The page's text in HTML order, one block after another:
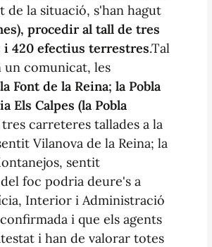
de la situació, s'han hagut
procedir al tall de tres
i 420 efectius terrestres.Tal
comunicat, les
Font de la Reina; la Pobla
Els Calpes (la Pobla
tres carreteres tallades a la
Vilanova de la Reina; la
sentit
foc podria deure's a
Interior i Administració
i que els agents
i han de valorar totes